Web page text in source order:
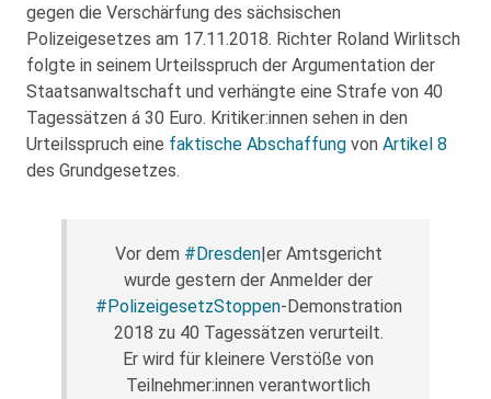
gegen die Verschärfung des sächsischen
Polizeigesetzes am 17.11.2018. Richter Roland Wirlitsch
folgte in seinem Urteilsspruch der Argumentation der
Staatsanwaltschaft und verhängte eine Strafe von 40
Tagessätzen á 30 Euro. Kritiker:innen sehen in den
Urteilsspruch eine faktische Abschaffung von Artikel 8
des Grundgesetzes.
Vor dem #Dresden|er Amtsgericht
wurde gestern der Anmelder der
#PolizeigesetzStoppen-Demonstration
2018 zu 40 Tagessätzen verurteilt.
Er wird für kleinere Verstöße von
Teilnehmer:innen verantwortlich